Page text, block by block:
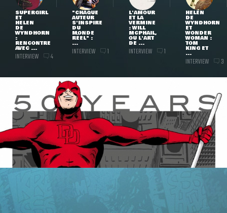
SUPERGIRL
ET
HELEN
DE
WYNDHORN
:
RENCONTRE
AVEC ...
INTERVIEW 4
"CHAQUE
AUTEUR
S'INSPIRE
DU
MONDE
RÉEL" :
...
INTERVIEW 1
L'AMOUR
ET LA
VERMINE
: WILL
MCPHAIL,
OU L'ART
DE ...
INTERVIEW 1
HELEN
DE
WYNDHORN
ET
WONDER
WOMAN :
TOM
KING ET
...
INTERVIEW 3